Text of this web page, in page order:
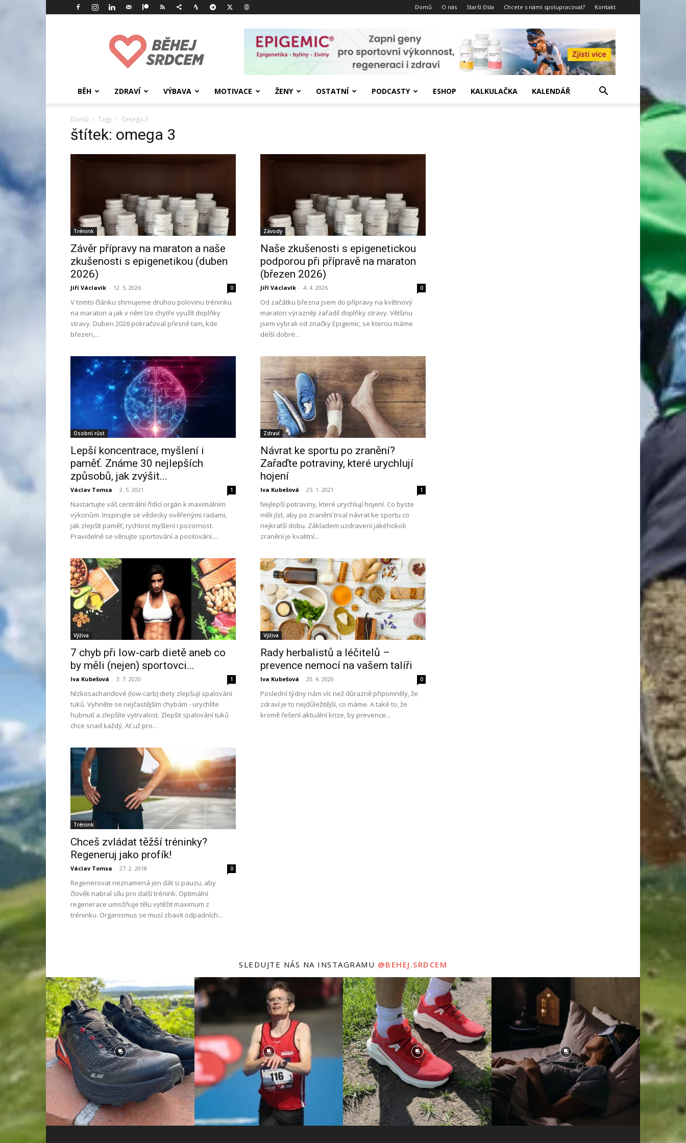
Domů O nás Starší čísla Chcete s námi spolupracovat? Kontakt
srdcem
BĚH ZDRAVÍ VÝBAVA MOTIVACE ŽENY OSTATNÍ PODCASTY ESHOP KALKULAČKA KALENDÁŘ
Domů Tagy Omega 3
štítek: omega 3
Trénink
Závěr přípravy na maraton a naše
zkušenosti s epigenetikou (duben
2026)
Jiří Václavík - 12. 5. 2026 0
V tomto článku shrnujeme druhou polovinu tréninku
na maraton a jak v něm lze chytře využít doplňky
stravy. Duben 2026 pokračoval přesně tam, kde
březen,...
Závody
Naše zkušenosti s epigenetickou
podporou při přípravě na maraton
(březen 2026)
Jiří Václavík - 4. 4. 2026 0
Od začátku března jsem do přípravy na květnový
maraton výrazněji zařadil doplňky stravy. Většinu
jsem vybrali od značky Epigemic, se kterou máme
delší dobré...
Osobní růst
Lepší koncentrace, myšlení i
paměť. Známe 30 nejlepších
způsobů, jak zvýšit...
Václav Tomsa - 2. 5. 2021 1
Nastartujte váš centrální řídící orgán k maximálním
výkonům. Inspirujte se vědecky ověřenými radami,
jak zlepšit paměť, rychlost myšlení i pozornost.
Pravidelně se věnujte sportování a posilování....
Zdraví
Návrat ke sportu po zranění?
Zařaďte potraviny, které urychlují
hojení
Iva Kubešová - 25. 1. 2021 1
Nejlepší potraviny, které urychlují hojení. Co byste
měli jíst, aby po zranění trval návrat ke sportu co
nejkratší dobu. Základem uzdravení jakéhokoli
zranění je kvalitní...
Výživa
7 chyb při low-carb dietě aneb co
by měli (nejen) sportovci...
Iva Kubešová - 3. 7. 2020 1
Nízkosacharidové (low-carb) diety zlepšují spalování
tuků. Vyhněte se nejčastějším chybám - urychlíte
hubnutí a zlepšíte vytrvalost. Zlepšit spalování tuků
chce snad každý. Ať už pro...
Výživa
Rady herbalistů a léčitelů –
prevence nemocí na vašem talíři
Iva Kubešová - 20. 4. 2020 0
Poslední týdny nám víc než důrazně připomněly, že
zdraví je to nejdůležitější, co máme. A také to, že
kromě řešení aktuální krize, by prevence...
Trénink
Chceš zvládat těžší tréninky?
Regeneruj jako profík!
Václav Tomsa - 27. 2. 2018 0
Regenerovat neznamená jen dát si pauzu, aby
člověk nabral sílu pro další trénink. Optimální
regenerace umožňuje tělu vytěžit maximum z
tréninku. Organismus se musí zbavit odpadních...
SLEDUJTE NÁS NA INSTAGRAMU @BEHEJ.SRDCEM